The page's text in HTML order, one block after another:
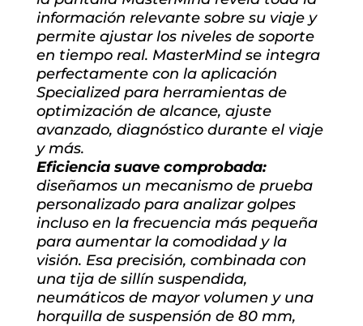
información relevante sobre su viaje y
permite ajustar los niveles de soporte
en tiempo real. MasterMind se integra
perfectamente con la aplicación
Specialized para herramientas de
optimización de alcance, ajuste
avanzado, diagnóstico durante el viaje
y más.
Eficiencia suave comprobada:
diseñamos un mecanismo de prueba
personalizado para analizar golpes
incluso en la frecuencia más pequeña
para aumentar la comodidad y la
visión. Esa precisión, combinada con
una tija de sillín suspendida,
neumáticos de mayor volumen y una
horquilla de suspensión de 80 mm,